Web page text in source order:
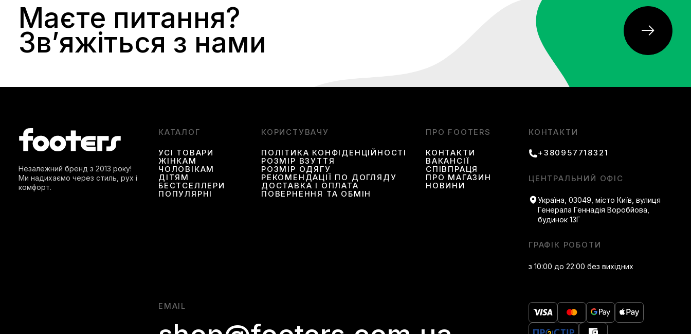
Маєте питання?
Звʼяжіться з нами
Незалежний бренд з 2013 року!
Ми надихаємо через стиль, рух і
комфорт.
КАТАЛОГ
УСІ ТОВАРИ
ЖІНКАМ
ЧОЛОВІКАМ
ДІТЯМ
БЕСТСЕЛЛЕРИ
ПОПУЛЯРНІ
КОРИСТУВАЧУ
ПОЛІТИКА КОНФІДЕНЦІЙНОСТІ
РОЗМІР ВЗУТТЯ
РОЗМІР ОДЯГУ
РЕКОМЕНДАЦІЇ ПО ДОГЛЯДУ
ДОСТАВКА І ОПЛАТА
ПОВЕРНЕННЯ ТА ОБМІН
ПРО FOOTERS
КОНТАКТИ
ВАКАНСІЇ
СПІВПРАЦЯ
ПРО МАГАЗИН
НОВИНИ
КОНТАКТИ
+380957718321
ЦЕНТРАЛЬНИЙ ОФІС
Україна, 03049, місто Київ, вулиця
Генерала Геннадія Воробйова,
будинок 13Г
ГРАФІК РОБОТИ
з 10:00 до 22:00 без вихідних
EMAIL